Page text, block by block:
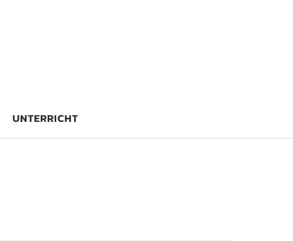
UNTERRICHT